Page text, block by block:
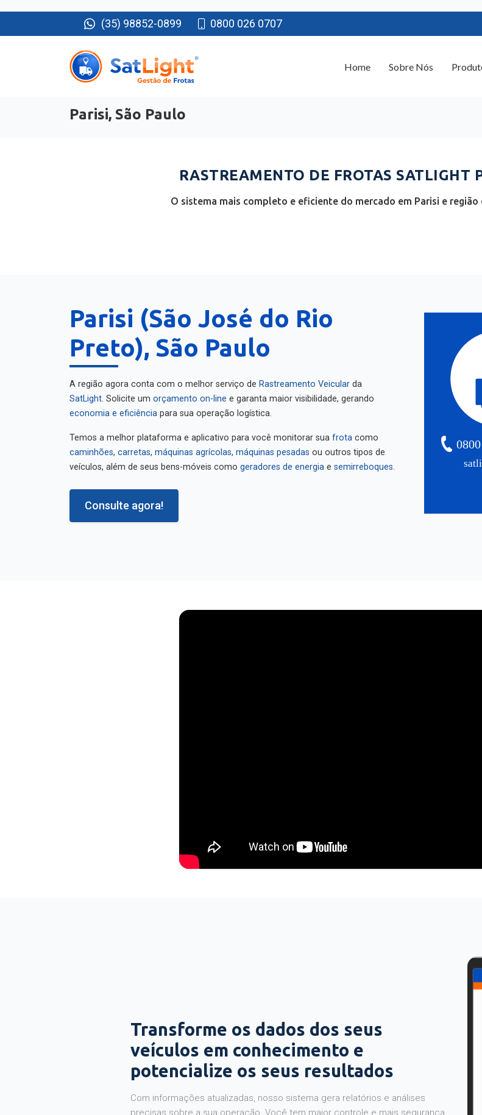
(35) 98852-0899 0800 026 0707
Parisi, São Paulo
RASTREAMENTO DE FROTAS SATLIGHT
O sistema mais completo e eficiente do mercado em Parisi e região
Parisi (São José do Rio
Preto), São Paulo
A região agora conta com o melhor serviço de Rastreamento Veicular
da
SatLight
. Solicite um orçamento on-line
e garanta maior visibilidade, gerando
economia e eficiência
para sua operação logística.
Temos a melhor plataforma e aplicativo para você monitorar sua frota
caminhões
máquinas agrícolas máquinas pesadas
ou outros tipos de
veículos, além de seus bens-móveis como
geradores de energia semirreboques
Consulte agora!
Transforme os dados dos seus
veículos em conhecimento e
potencialize os seus resultados
Com informações atualizadas, nosso sistema gera relatórios e análises
precisas sobre a sua operação. Você tem maior controle e mais segurança